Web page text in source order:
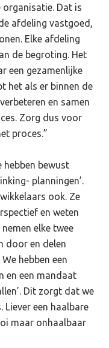
organisatie. Dat is
afdeling vastgoed,
Elke afdeling
de begroting. Het
een gezamenlijke
het als er binnen de
en samen
Zorg dus voor
proces.”
hebben bewust
planningen’.
ook. Ze
en weten
elke twee
door en delen
hebben een
en een mandaat
Dit zorgt dat we
Liever een haalbare
maar onhaalbaar